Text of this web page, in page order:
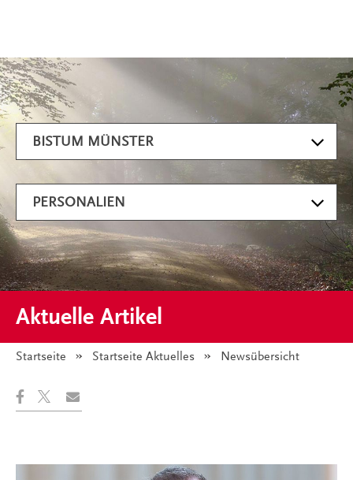
Aktuelle Artikel
Artikel filtern
BISTUM MÜNSTER
PERSONALIEN
Startseite Startseite Aktuelles Angezeigt:
Newsübersicht